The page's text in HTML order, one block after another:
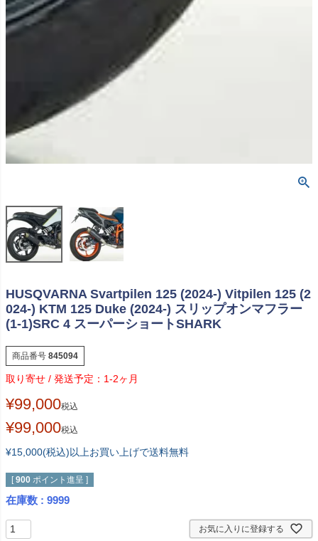
HUSQVARNA Svartpilen 125 (2024-) Vitpilen 125 (2
024-) KTM 125 Duke (2024-) スリップオンマフラー
(1-1)SRC 4 スーパーショートSHARK
商品番号 845094
1-2ヶ月
¥99,000税込
¥99,000税込
¥15,000(税込)以上お買い上げで送料無料
[ 900 ポイント進呈 ]
在庫数 9999
お気に入りに登録する